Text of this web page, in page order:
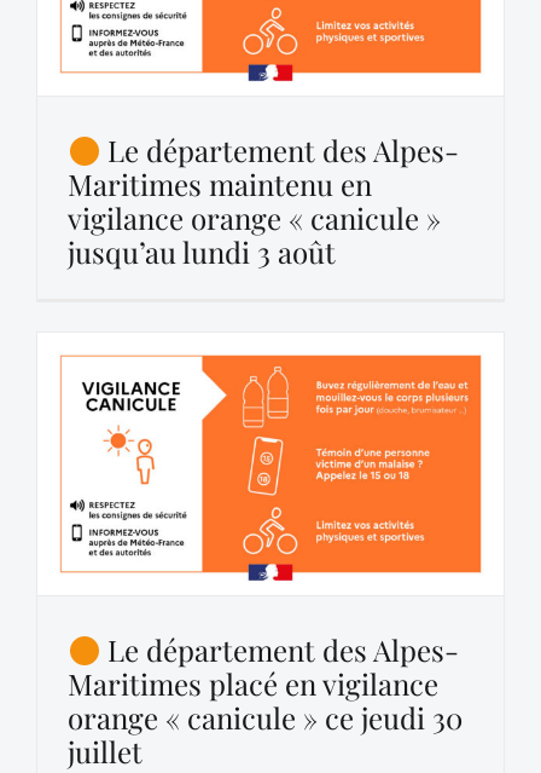
Le département des Alpes-
Maritimes maintenu en
vigilance orange « canicule »
jusqu’au lundi 3 août
Le département des Alpes-
Maritimes placé en vigilance
orange « canicule » ce jeudi 30
juillet